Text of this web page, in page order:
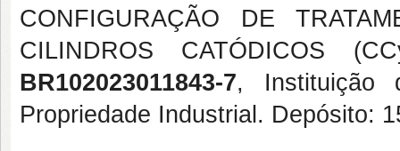
CONFIGURAÇÃO DE
CILINDROS CATÓDICOS
BR102023011843-7, Instituição
Propriedade Industrial. Depósito: